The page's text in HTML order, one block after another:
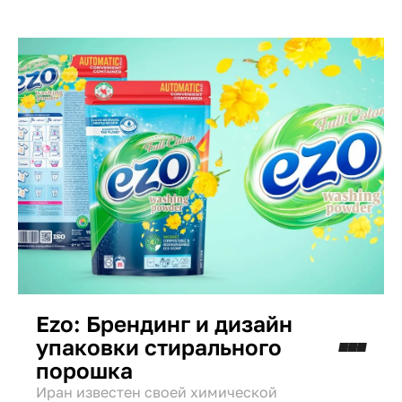
Ezo: Брендинг и дизайн
упаковки стирального
порошка
Иран известен своей химической